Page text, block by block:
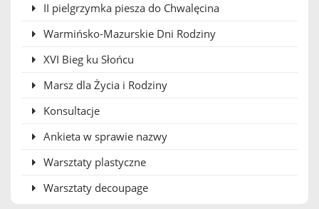
II pielgrzymka piesza do Chwalęcina
Warmińsko-Mazurskie Dni Rodziny
XVI Bieg ku Słońcu
Marsz dla Życia i Rodziny
Konsultacje
Ankieta w sprawie nazwy
Warsztaty plastyczne
Warsztaty decoupage